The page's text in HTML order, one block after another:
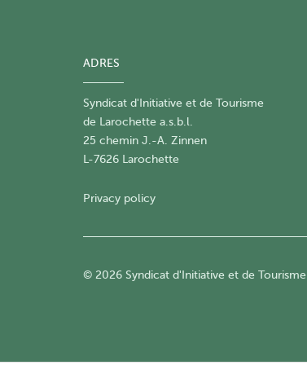
ADRES
Syndicat d'Initiative et de Tourisme
de Larochette a.s.b.l.
25 chemin J.-A. Zinnen
L-7626 Larochette
Privacy policy
© 2026 Syndicat d'Initiative et de